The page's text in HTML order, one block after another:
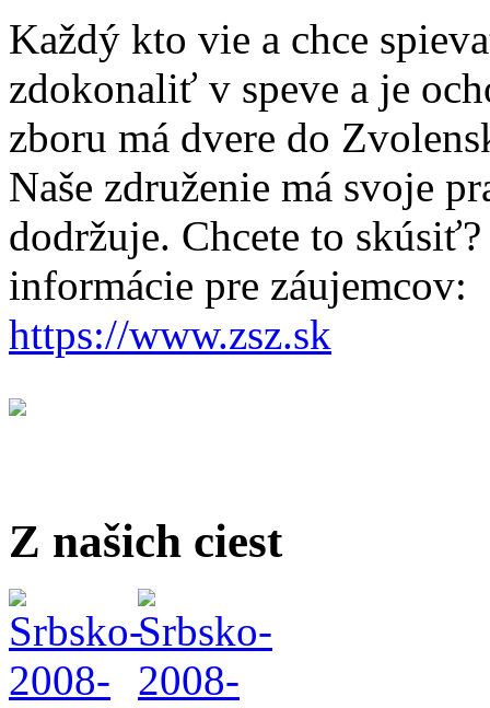
Každý kto vie a chce
zdokonaliť v speve a je
zboru má dvere do
Naše združenie má svoje
dodržuje. Chcete to
informácie pre záujemcov:
https://www.zsz.sk
Z našich ciest